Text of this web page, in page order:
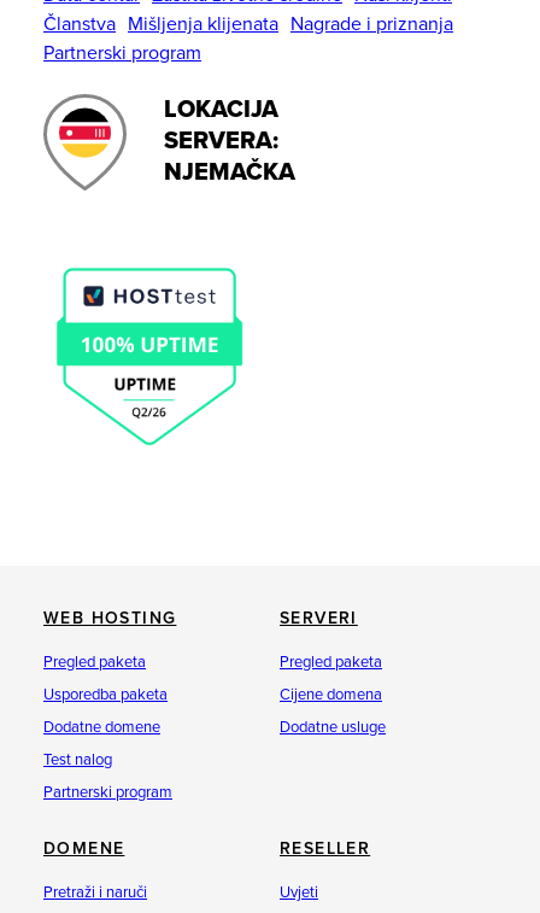
Članstva Mišljenja klijenata Nagrade i priznanja
Partnerski program
LOKACIJA
SERVERA:
NJEMAČKA
WEB HOSTING
Pregled paketa
Usporedba paketa
Dodatne domene
Test nalog
Partnerski program
SERVERI
Pregled paketa
Cijene domena
Dodatne usluge
DOMENE
Pretraži i naruči
RESELLER
Uvjeti